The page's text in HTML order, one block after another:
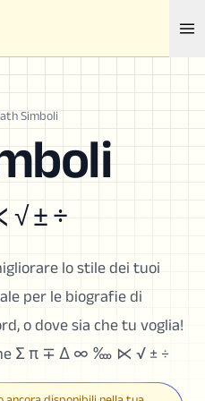
Simboli
± ÷
lo stile dei tuoi
per le biografie di
o dove sia che tu voglia!
Σ π ∓ Δ ∞ ‱ ⋉ √ ± ÷